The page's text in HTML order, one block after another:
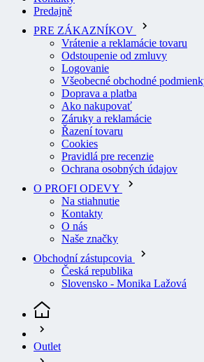
PRE ZÁKAZNÍKOV
Vrátenie a reklamácie tovaru
Odstoupenie od zmluvy
Logovanie
Všeobecné obchodné podmienky
Doprava a platba
Ako nakupovať
Záruky a reklamácie
Řazení tovaru
Cookies
Pravidlá pre recenzie
Ochrana osobných údajov
O PROFI ODEVY
Na stiahnutie
Kontakty
O nás
Naše značky
Obchodní zástupcovia
Česká republika
Slovensko - Monika Lažová
Odevy outlet